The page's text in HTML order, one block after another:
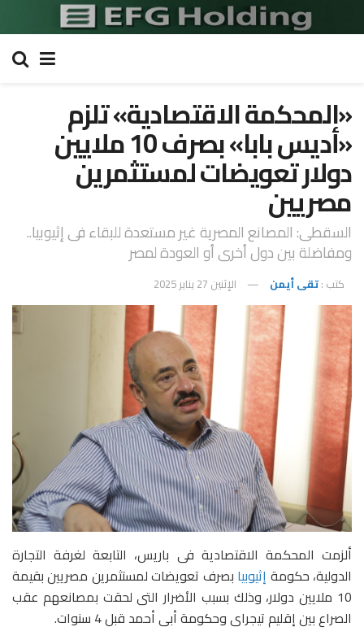
«المحكمة الاقتصادية» تلزم
«أديس بابا» بصرف 10 ملايين
دولار تعويضات لمستثمرين
مصريين
السقطى: المصانع المصرية غير مستعدة للبقاء فى إثيوبيا..
ومفاضلة بين دول أخرى أو العودة لمصر
كتب :تقى أيمن الإثنين 27 يناير 2025
ألزمت المحكمة الاقتصادية فى باريس، التابعة لغرفة التجارة
الدولية، حكومة إثيوبيا بصرف تعويضات لمستثمرين مصريين بقيمة
10 ملايين دولار، وذلك بسبب الأضرار التى لحقت بمصانعهم عقب
الصراع بين إقليم تيجراى وحكومة أبى أحمد قبل 4 سنوات.